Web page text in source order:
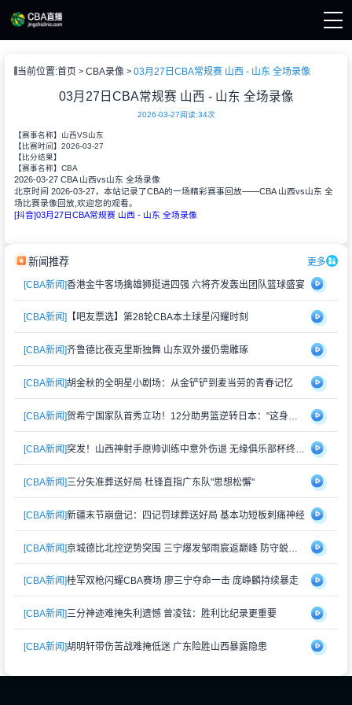
播
当前位置:首页 CBA录像 03月27日CBA常规赛 山西 - 山东 全场录像
03月27日CBA常规赛 山西 - 山东 全场录像
2026-03-27阅读:34次
【赛事名称】 山西VS山东
【比赛时间】 2026-03-27
【比分结果】
【赛事名称】 CBA
2026-03-27 CBA 山西vs山东 全场录像
北京时间 2026-03-27，本站记录了CBA的一场精彩赛事回放——CBA 山西vs山东 全
场比赛录像回放,欢迎您的观看。
[抖音]03月27日CBA常规赛 山西 - 山东 全场录像
新闻推荐 更多
[CBA新闻]香港金牛客场擒雄狮挺进四强 六将齐发轰出团队篮球盛宴
[CBA新闻] 【吧友票选】第28轮CBA本土球星闪耀时刻
[CBA新闻]齐鲁德比夜克里斯独舞 山东双外援仍需雕琢
[CBA新闻]胡金秋的全明星小剧场：从金铲铲到麦当劳的青春记忆
[CBA新闻] 贺希宁国家队首秀立功！12分助男篮逆转日本："这身战袍再累也值"
[CBA新闻] 突发！山西神射手原帅训练中意外伤退 无缘俱乐部杯终极对决
[CBA新闻]三分失准葬送好局 杜锋直指广东队"思想松懈"
[CBA新闻]新疆末节崩盘记：四记罚球葬送好局 基本功短板刺痛神经
[CBA新闻] 京城德比北控逆势突围 三宁爆发邹雨宸返巅峰 防守蜕变成关键
[CBA新闻]桂军双枪闪耀CBA赛场 廖三宁夺命一击 庞峥麟持续暴走
[CBA新闻]三分神迹难掩失利遗憾 曾凌铉：胜利比纪录更重要
[CBA新闻]胡明轩带伤苦战难掩低迷 广东险胜山西暴露隐患